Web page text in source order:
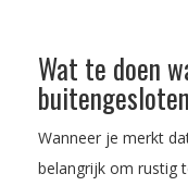
Wat te doen
buitengesloten
Wanneer je merkt
belangrijk om rustig